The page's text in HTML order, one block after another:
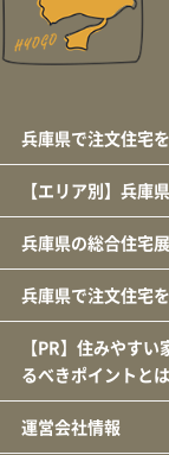
兵庫県で注文住宅
【エリア別】兵庫
兵庫県の総合住宅
兵庫県で注文住宅
【PR】住みやす
るべきポイントと
運営会社情報